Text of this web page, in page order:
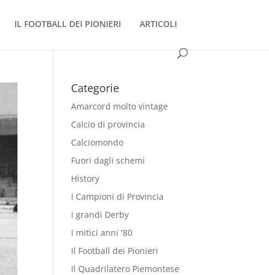
IL FOOTBALL DEI PIONIERI ARTICOLI
Categorie
Amarcord molto vintage
Calcio di provincia
Calciomondo
Fuori dagli schemi
History
I Campioni di Provincia
I grandi Derby
I mitici anni '80
Il Football dei Pionieri
Il Quadrilatero Piemontese